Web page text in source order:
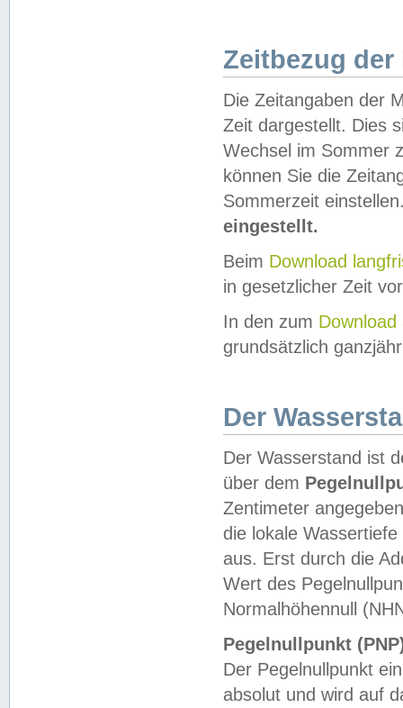
Zeitbezug der
Die Zeitangaben der
Zeit dargestellt. Dies
Wechsel im Sommer
können Sie die
Sommerzeit
eingestellt.
Beim Download
in gesetzlicher Zeit
In den zum Download
grundsätzlich
Der
Der Wasserstand ist
über dem
Zentimeter
die lokale
aus. Erst durch die
Wert des
Normalhöhennull
Pegelnullpunkt
Der Pegelnullpunkt
absolut und wird auf